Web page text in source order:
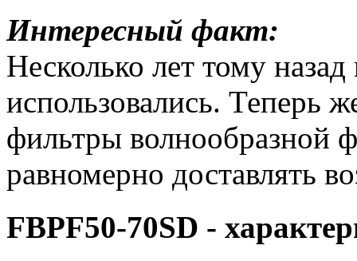
Интересный факт:
Несколько лет тому
использовались. Теперь
фильтры волнообразной
равномерно доставлять
FBPF50-70SD -